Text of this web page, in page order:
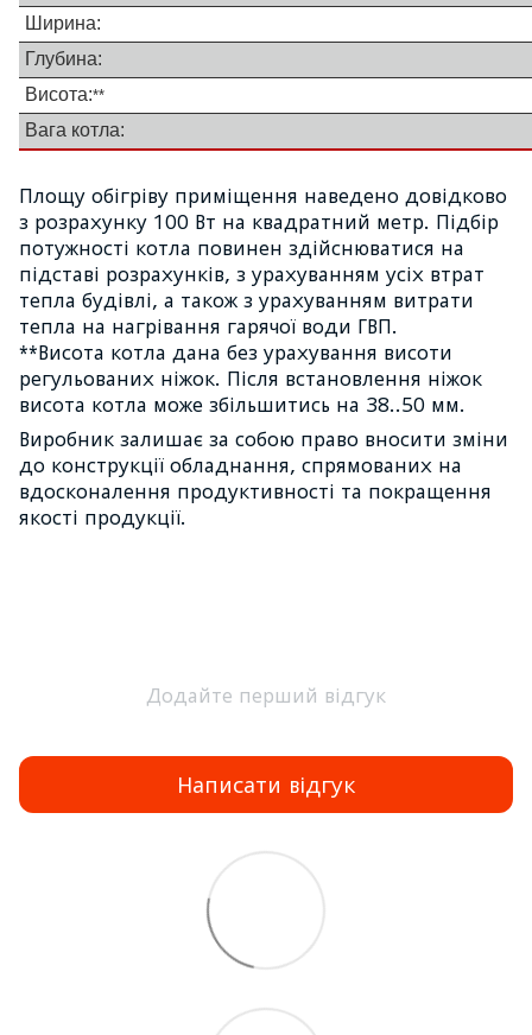
Ширина:
Глубина:
Висота:**
Вага котла:
Площу обігріву приміщення наведено довідково
з розрахунку 100 Вт на квадратний метр. Підбір
потужності котла повинен здійснюватися на
підставі розрахунків, з урахуванням усіх втрат
тепла будівлі, а також з урахуванням витрати
тепла на нагрівання гарячої води ГВП.
**Висота котла дана без урахування висоти
регульованих ніжок. Після встановлення ніжок
висота котла може збільшитись на 38..50 мм.
Виробник залишає за собою право вносити зміни
до конструкції обладнання, спрямованих на
вдосконалення продуктивності та покращення
якості продукції.
Додайте перший відгук
Написати відгук